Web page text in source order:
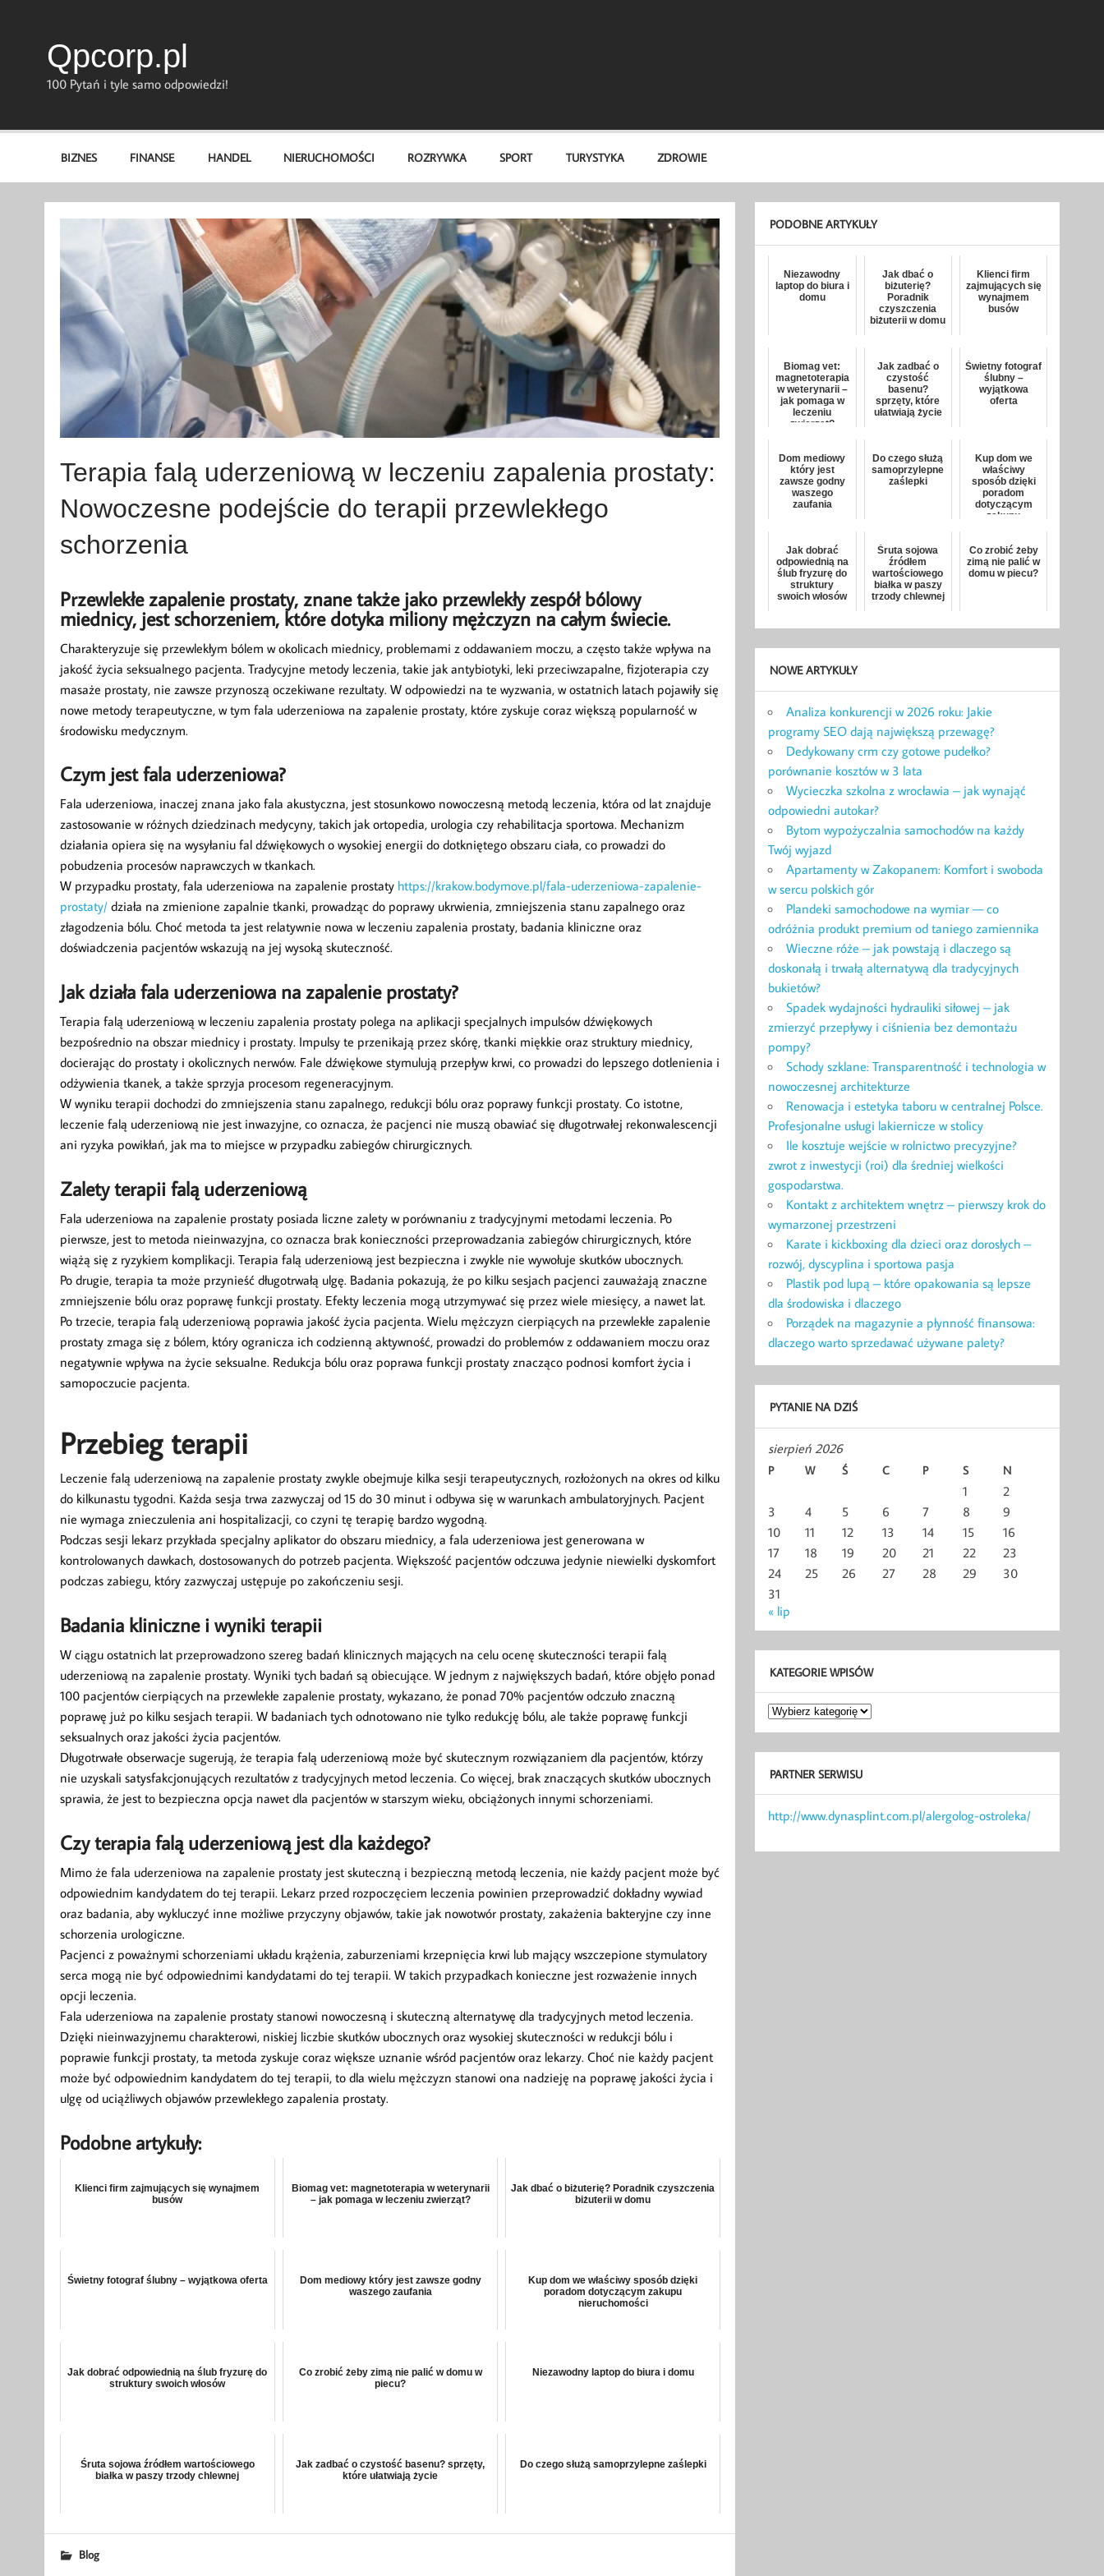
Qpcorp.pl
100 Pytań i tyle samo odpowiedzi!
BIZNES FINANSE HANDEL NIERUCHOMOŚCI ROZRYWKA SPORT TURYSTYKA ZDROWIE
Terapia falą uderzeniową w leczeniu zapalenia prostaty:
Nowoczesne podejście do terapii przewlekłego
schorzenia
Przewlekłe zapalenie prostaty, znane także jako przewlekły zespół bólowy
miednicy, jest schorzeniem, które dotyka miliony mężczyzn na całym świecie.
Charakteryzuje się przewlekłym bólem w okolicach miednicy, problemami z oddawaniem moczu, a często także wpływa na
jakość życia seksualnego pacjenta. Tradycyjne metody leczenia, takie jak antybiotyki, leki przeciwzapalne, fizjoterapia czy
masaże prostaty, nie zawsze przynoszą oczekiwane rezultaty. W odpowiedzi na te wyzwania, w ostatnich latach pojawiły się
nowe metody terapeutyczne, w tym fala uderzeniowa na zapalenie prostaty, które zyskuje coraz większą popularność w
środowisku medycznym.
Czym jest fala uderzeniowa?
Fala uderzeniowa, inaczej znana jako fala akustyczna, jest stosunkowo nowoczesną metodą leczenia, która od lat znajduje
zastosowanie w różnych dziedzinach medycyny, takich jak ortopedia, urologia czy rehabilitacja sportowa. Mechanizm
działania opiera się na wysyłaniu fal dźwiękowych o wysokiej energii do dotkniętego obszaru ciała, co prowadzi do
pobudzenia procesów naprawczych w tkankach.
W przypadku prostaty, fala uderzeniowa na zapalenie prostaty https://krakow.bodymove.pl/fala-uderzeniowa-zapalenie-
prostaty/działa na zmienione zapalnie tkanki, prowadząc do poprawy ukrwienia, zmniejszenia stanu zapalnego oraz
złagodzenia bólu. Choć metoda ta jest relatywnie nowa w leczeniu zapalenia prostaty, badania kliniczne oraz
doświadczenia pacjentów wskazują na jej wysoką skuteczność.
Jak działa fala uderzeniowa na zapalenie prostaty?
Terapia falą uderzeniową w leczeniu zapalenia prostaty polega na aplikacji specjalnych impulsów dźwiękowych
bezpośrednio na obszar miednicy i prostaty. Impulsy te przenikają przez skórę, tkanki miękkie oraz struktury miednicy,
docierając do prostaty i okolicznych nerwów. Fale dźwiękowe stymulują przepływ krwi, co prowadzi do lepszego dotlenienia i
odżywienia tkanek, a także sprzyja procesom regeneracyjnym.
W wyniku terapii dochodzi do zmniejszenia stanu zapalnego, redukcji bólu oraz poprawy funkcji prostaty. Co istotne,
leczenie falą uderzeniową nie jest inwazyjne, co oznacza, że pacjenci nie muszą obawiać się długotrwałej rekonwalescencji
ani ryzyka powikłań, jak ma to miejsce w przypadku zabiegów chirurgicznych.
Zalety terapii falą uderzeniową
Fala uderzeniowa na zapalenie prostaty posiada liczne zalety w porównaniu z tradycyjnymi metodami leczenia. Po
pierwsze, jest to metoda nieinwazyjna, co oznacza brak konieczności przeprowadzania zabiegów chirurgicznych, które
wiążą się z ryzykiem komplikacji. Terapia falą uderzeniową jest bezpieczna i zwykle nie wywołuje skutków ubocznych.
Po drugie, terapia ta może przynieść długotrwałą ulgę. Badania pokazują, że po kilku sesjach pacjenci zauważają znaczne
zmniejszenie bólu oraz poprawę funkcji prostaty. Efekty leczenia mogą utrzymywać się przez wiele miesięcy, a nawet lat.
Po trzecie, terapia falą uderzeniową poprawia jakość życia pacjenta. Wielu mężczyzn cierpiących na przewlekłe zapalenie
prostaty zmaga się z bólem, który ogranicza ich codzienną aktywność, prowadzi do problemów z oddawaniem moczu oraz
negatywnie wpływa na życie seksualne. Redukcja bólu oraz poprawa funkcji prostaty znacząco podnosi komfort życia i
samopoczucie pacjenta.
Przebieg terapii
Leczenie falą uderzeniową na zapalenie prostaty zwykle obejmuje kilka sesji terapeutycznych, rozłożonych na okres od kilku
do kilkunastu tygodni. Każda sesja trwa zazwyczaj od 15 do 30 minut i odbywa się w warunkach ambulatoryjnych. Pacjent
nie wymaga znieczulenia ani hospitalizacji, co czyni tę terapię bardzo wygodną.
Podczas sesji lekarz przykłada specjalny aplikator do obszaru miednicy, a fala uderzeniowa jest generowana w
kontrolowanych dawkach, dostosowanych do potrzeb pacjenta. Większość pacjentów odczuwa jedynie niewielki dyskomfort
podczas zabiegu, który zazwyczaj ustępuje po zakończeniu sesji.
Badania kliniczne i wyniki terapii
W ciągu ostatnich lat przeprowadzono szereg badań klinicznych mających na celu ocenę skuteczności terapii falą
uderzeniową na zapalenie prostaty. Wyniki tych badań są obiecujące. W jednym z największych badań, które objęło ponad
100 pacjentów cierpiących na przewlekłe zapalenie prostaty, wykazano, że ponad 70% pacjentów odczuło znaczną
poprawę już po kilku sesjach terapii. W badaniach tych odnotowano nie tylko redukcję bólu, ale także poprawę funkcji
seksualnych oraz jakości życia pacjentów.
Długotrwałe obserwacje sugerują, że terapia falą uderzeniową może być skutecznym rozwiązaniem dla pacjentów, którzy
nie uzyskali satysfakcjonujących rezultatów z tradycyjnych metod leczenia. Co więcej, brak znaczących skutków ubocznych
sprawia, że jest to bezpieczna opcja nawet dla pacjentów w starszym wieku, obciążonych innymi schorzeniami.
Czy terapia falą uderzeniową jest dla każdego?
Mimo że fala uderzeniowa na zapalenie prostaty jest skuteczną i bezpieczną metodą leczenia, nie każdy pacjent może być
odpowiednim kandydatem do tej terapii. Lekarz przed rozpoczęciem leczenia powinien przeprowadzić dokładny wywiad
oraz badania, aby wykluczyć inne możliwe przyczyny objawów, takie jak nowotwór prostaty, zakażenia bakteryjne czy inne
schorzenia urologiczne.
Pacjenci z poważnymi schorzeniami układu krążenia, zaburzeniami krzepnięcia krwi lub mający wszczepione stymulatory
serca mogą nie być odpowiednimi kandydatami do tej terapii. W takich przypadkach konieczne jest rozważenie innych
opcji leczenia.
Fala uderzeniowa na zapalenie prostaty stanowi nowoczesną i skuteczną alternatywę dla tradycyjnych metod leczenia.
Dzięki nieinwazyjnemu charakterowi, niskiej liczbie skutków ubocznych oraz wysokiej skuteczności w redukcji bólu i
poprawie funkcji prostaty, ta metoda zyskuje coraz większe uznanie wśród pacjentów oraz lekarzy. Choć nie każdy pacjent
może być odpowiednim kandydatem do tej terapii, to dla wielu mężczyzn stanowi ona nadzieję na poprawę jakości życia i
ulgę od uciążliwych objawów przewlekłego zapalenia prostaty.
Podobne artykuły:
Klienci firm zajmujących się wynajmem
busów
Biomag vet: magnetoterapia w weterynarii
– jak pomaga w leczeniu zwierząt?
Jak dbać o biżuterię? Poradnik czyszczenia
biżuterii w domu
Świetny fotograf ślubny – wyjątkowa oferta
Dom mediowy który jest zawsze godny
waszego zaufania
Kup dom we właściwy sposób dzięki
poradom dotyczącym zakupu
nieruchomości
Jak dobrać odpowiednią na ślub fryzurę do
struktury swoich włosów
Co zrobić żeby zimą nie palić w domu w
piecu?
Niezawodny laptop do biura i domu
Śruta sojowa źródłem wartościowego
białka w paszy trzody chlewnej
Jak zadbać o czystość basenu? sprzęty,
które ułatwiają życie
Do czego służą samoprzylepne zaślepki
Blog
PODOBNE ARTYKUŁY
Niezawodny
laptop do biura i
domu
Jak dbać o
biżuterię?
Poradnik
czyszczenia
biżuterii w domu
Klienci firm
zajmujących się
wynajmem
busów
Biomag vet:
magnetoterapia
w weterynarii –
jak pomaga w
leczeniu
zwierząt?
Jak zadbać o
czystość
basenu?
sprzęty, które
ułatwiają życie
Świetny fotograf
ślubny –
wyjątkowa
oferta
Dom mediowy
który jest
zawsze godny
waszego
zaufania
Do czego służą
samoprzylepne
zaślepki
Kup dom we
właściwy
sposób dzięki
poradom
dotyczącym
zakupu
Jak dobrać
odpowiednią na
ślub fryzurę do
struktury
swoich włosów
Śruta sojowa
źródłem
wartościowego
białka w paszy
trzody chlewnej
Co zrobić żeby
zimą nie palić w
domu w piecu?
NOWE ARTYKUŁY
Analiza konkurencji w 2026 roku: Jakie
programy SEO dają największą przewagę?
Dedykowany crm czy gotowe pudełko?
porównanie kosztów w 3 lata
Wycieczka szkolna z wrocławia – jak wynająć
odpowiedni autokar?
Bytom wypożyczalnia samochodów na każdy
Twój wyjazd
Apartamenty w Zakopanem: Komfort i swoboda
w sercu polskich gór
Plandeki samochodowe na wymiar — co
odróżnia produkt premium od taniego zamiennika
Wieczne róże – jak powstają i dlaczego są
doskonałą i trwałą alternatywą dla tradycyjnych
bukietów?
Spadek wydajności hydrauliki siłowej – jak
zmierzyć przepływy i ciśnienia bez demontażu
pompy?
Schody szklane: Transparentność i technologia w
nowoczesnej architekturze
Renowacja i estetyka taboru w centralnej Polsce.
Profesjonalne usługi lakiernicze w stolicy
Ile kosztuje wejście w rolnictwo precyzyjne?
zwrot z inwestycji (roi) dla średniej wielkości
gospodarstwa.
Kontakt z architektem wnętrz – pierwszy krok do
wymarzonej przestrzeni
Karate i kickboxing dla dzieci oraz dorosłych –
rozwój, dyscyplina i sportowa pasja
Plastik pod lupą – które opakowania są lepsze
dla środowiska i dlaczego
Porządek na magazynie a płynność finansowa:
dlaczego warto sprzedawać używane palety?
PYTANIE NA DZIŚ
sierpień 2026
P W Ś C P S N
1
2
3
4 5 6 7 8
9
10
11 12 13 14 15
16
17
18 19 20 21 22
23
24
25 26 27 28 29
30
31
« lip
KATEGORIE WPISÓW
Kategorie
wpisów
PARTNER SERWISU
http://www.dynasplint.com.pl/alergolog-ostroleka/